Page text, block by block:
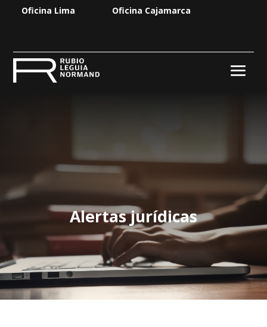
Oficina Lima Oficina Cajamarca
Alertas jurídicas